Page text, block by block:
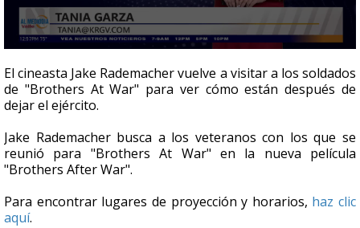
seconds
of
2
minutes,
second
El cineasta Jake Rademacher vuelve a visitar a los soldados
de "Brothers At War" para ver cómo están después de
dejar el ejército.
Jake Rademacher busca a los veteranos con los que se
reunió para "Brothers At War" en la nueva película
"Brothers After War".
Para encontrar lugares de proyección y horarios, haz clic
aquí.